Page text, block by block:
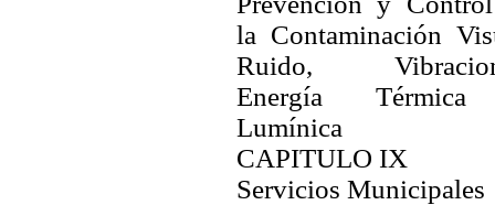
la Contaminación
Ruido,
Energía
Lumínica
CAPITULO IX
Servicios Municipales